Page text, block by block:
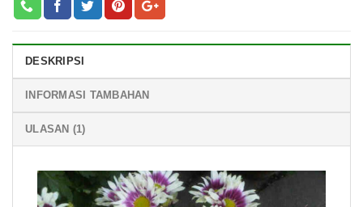
DESKRIPSI
INFORMASI TAMBAHAN
ULASAN (1)